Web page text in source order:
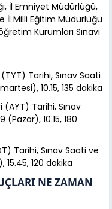
İl Emniyet Müdürlüğü,
İl Milli Eğitim Müdürlüğü
Kurumları Sınavı
Tarihi, Sınav Saati
10.15, 135 dakika
Tarihi, Sınav
(Pazar), 10.15, 180
Tarihi, Sınav Saati ve
15.45, 120 dakika
NE ZAMAN